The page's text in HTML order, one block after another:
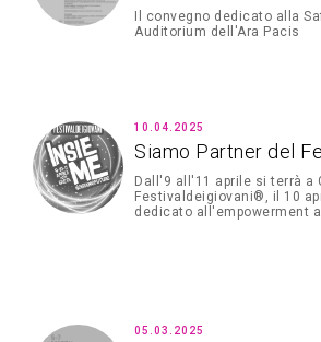
Il convegno dedicato alla
Auditorium dell'Ara Pacis
10.04.2025
Siamo Partner del
Dall'9 all'11 aprile si terrà a
Festivaldeigiovani®, il 10
dedicato all'empowerment
05.03.2025